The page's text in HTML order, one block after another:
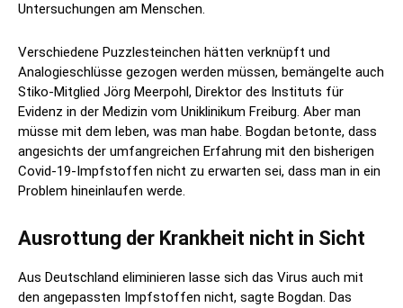
Untersuchungen am Menschen.
Verschiedene Puzzlesteinchen hätten verknüpft und
Analogieschlüsse gezogen werden müssen, bemängelte auch
Stiko-Mitglied Jörg Meerpohl, Direktor des Instituts für
Evidenz in der Medizin vom Uniklinikum Freiburg. Aber man
müsse mit dem leben, was man habe. Bogdan betonte, dass
angesichts der umfangreichen Erfahrung mit den bisherigen
Covid-19-Impfstoffen nicht zu erwarten sei, dass man in ein
Problem hineinlaufen werde.
Ausrottung der Krankheit nicht in Sicht
Aus Deutschland eliminieren lasse sich das Virus auch mit
den angepassten Impfstoffen nicht, sagte Bogdan. Das